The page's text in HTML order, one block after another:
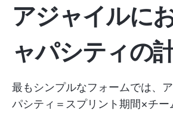
アジャイルに
ャパシティの
最もシンプルなフォームでは、
パシティ＝スプリント期間×チ